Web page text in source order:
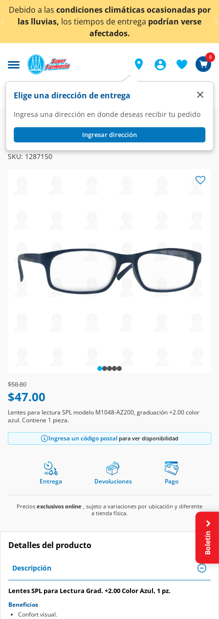
< div class="carousel-inner">
Debido a las condiciones climáticas ocasionadas por
las lluvias, los tiempos de entrega podrían verse
afectados.
Elige una dirección de entrega
Ingresa una dirección en donde deseas recibir tu pedido
Ingresar dirección
×
0
Farmacia Visual Óptica
Lentes SPL para Lectura Grad. +2.00 Color Azul, 1 pz.
SKU: 1287150
Price reduced from
$58.80to
$47.00
Lentes para lectura SPL modelo M1048-AZ200, graduación +2.00 color
azul. Contiene 1 pieza.
Ingresa un código postal para ver disponibilidad
Entrega Devoluciones Pago
Precios exclusivos online , sujeto a variaciones por ubicación y diferente
a tienda física.
Detalles del producto
Descripción
Lentes SPL para Lectura Grad. +2.00 Color Azul, 1 pz.
Beneficios
Confort visual.
Boletín